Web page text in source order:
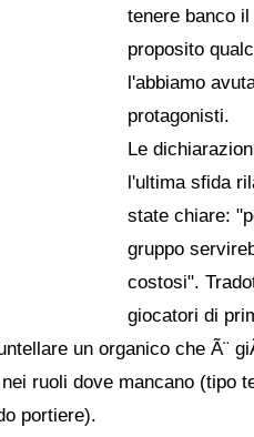
tenere banco
proposito
l'abbiamo
protagonisti.
Le
l'ultima sfida
state chiare:
gruppo
costosi".
giocatori di
un organico che Ã¨
ruoli dove mancano (tipo
portiere).